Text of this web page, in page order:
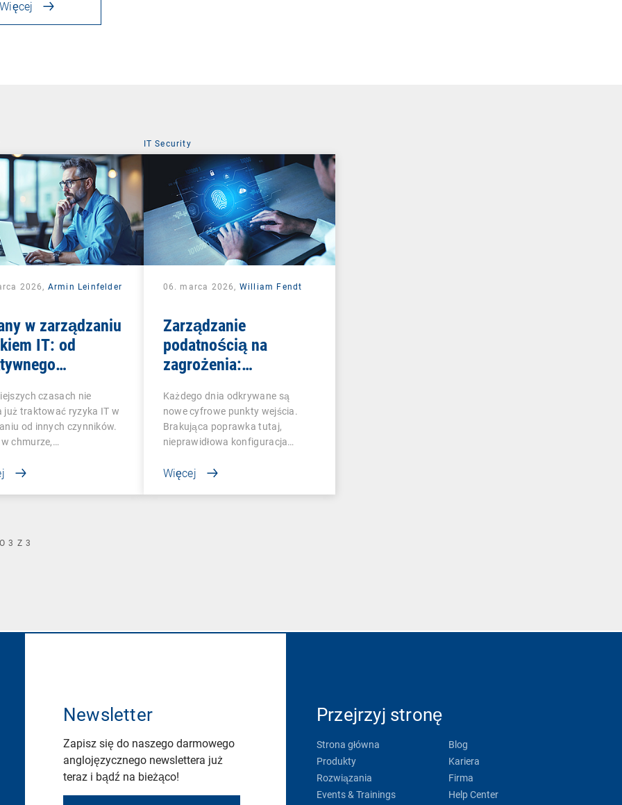
Więcej
2026, Armin Leinfelder
w zarządzaniu
IT: od
czasach nie
już traktować ryzyka IT w
od innych czynników.
w chmurze,…
IT Security
06. marca 2026, William Fendt
Zarządzanie
podatnością na
zagrożenia:
zabezpieczeniach,
zanim zrobią to
atakujący
Każdego dnia odkrywane są
nowe cyfrowe punkty wejścia.
Brakująca poprawka tutaj,
nieprawidłowa konfiguracja…
Więcej
3 Z3
Newsletter
Zapisz się do naszego darmowego
anglojęzycznego newslettera już
teraz i bądź na bieżąco!
Przejrzyj stronę
Strona główna
Produkty
Rozwiązania
Events & Trainings
Blog
Kariera
Firma
Help Center